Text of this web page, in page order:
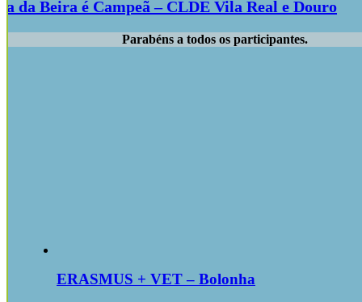
da Beira é Campeã – CLDE Vila Real e Douro
Parabéns a todos os participantes.
ERASMUS + VET – Bolonha